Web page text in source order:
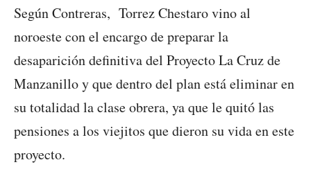
Según Contreras, Torrez Chestaro vino al
noroeste con el encargo de preparar la
desaparición definitiva del Proyecto La Cruz de
Manzanillo y que dentro del plan está eliminar en
su totalidad la clase obrera, ya que le quitó las
pensiones a los viejitos que dieron su vida en este
proyecto.